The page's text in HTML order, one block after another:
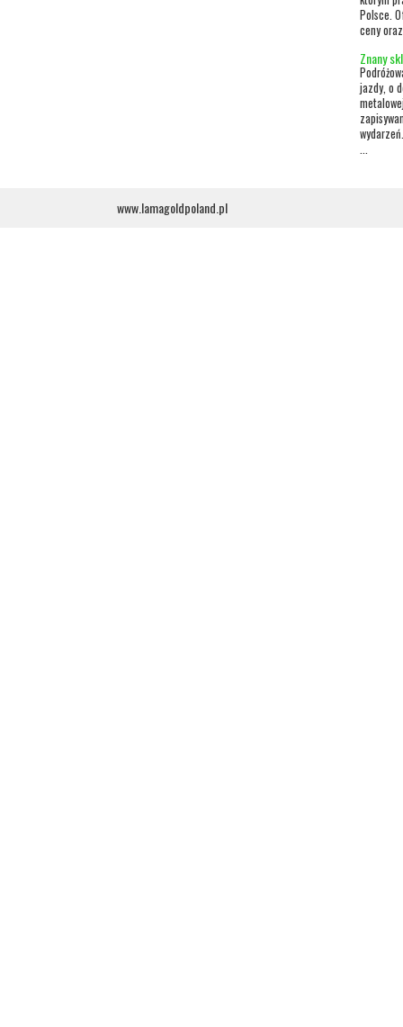
Polsce.
ceny
Znany
jazdy, o
www.lamagoldpoland.pl